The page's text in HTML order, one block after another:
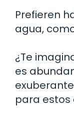
Prefieren
agua,
¿Te
es
para estos